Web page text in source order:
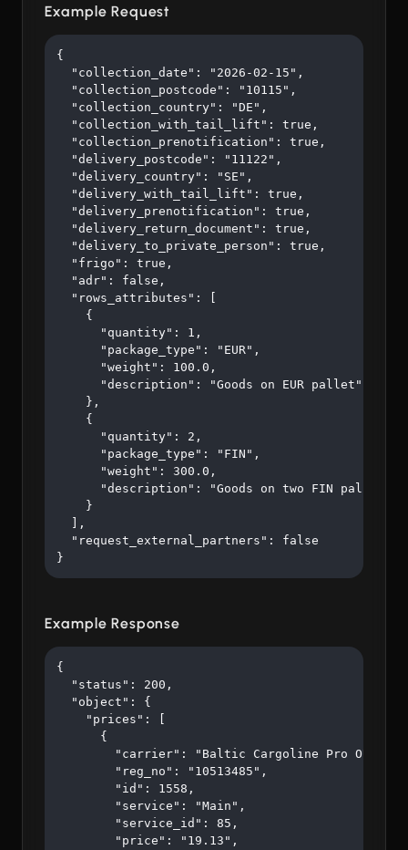
Example Request
{
  "collection_date": "2026-02-15",
  "collection_postcode": "10115",
  "collection_country": "DE",
  "collection_with_tail_lift": true,
  "collection_prenotification": true,
  "delivery_postcode": "11122",
  "delivery_country": "SE",
  "delivery_with_tail_lift": true,
  "delivery_prenotification": true,
  "delivery_return_document": true,
  "delivery_to_private_person": true,
  "frigo": true,
  "adr": false,
  "rows_attributes": [
    {
      "quantity": 1,
      "package_type": "EUR",
      "weight": 100.0,
      "description": "Goods on EUR pallet"
    },
    {
      "quantity": 2,
      "package_type": "FIN",
      "weight": 300.0,
      "description": "Goods on two FIN pallets"
    }
  ],
  "request_external_partners": false
}
Example Response
{
  "status": 200,
  "object": {
    "prices": [
      {
        "carrier": "Baltic Cargoline Pro OÜ",
        "reg_no": "10513485",
        "id": 1558,
        "service": "Main",
        "service_id": 85,
        "price": "19.13",